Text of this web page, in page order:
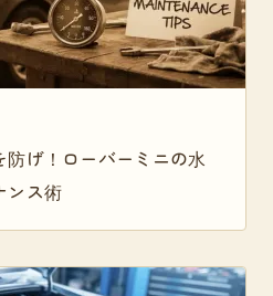
げ！ローバーミニの水
ンス術